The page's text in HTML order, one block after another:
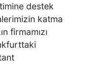
Deprem
destek
katma
firmamızı